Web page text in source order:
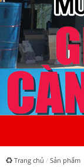
Trang chủ
Sản phẩm